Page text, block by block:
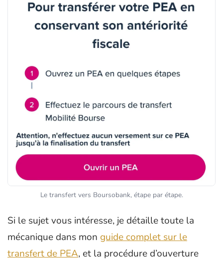
Le transfert vers Boursobank, étape par étape.
Si le sujet vous intéresse, je détaille toute la
mécanique dans mon guide complet sur le
transfert de PEA, et la procédure d’ouverture